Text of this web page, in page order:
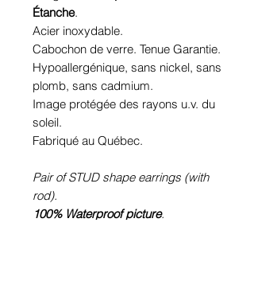
Étanche.
Acier inoxydable.
Cabochon de verre. Tenue Garantie.
Hypoallergénique, sans nickel, sans
plomb, sans cadmium.
Image protégée des rayons u.v. du
soleil.
Fabriqué au Québec.
Pair of STUD shape earrings (with
rod).
100% Waterproof picture.